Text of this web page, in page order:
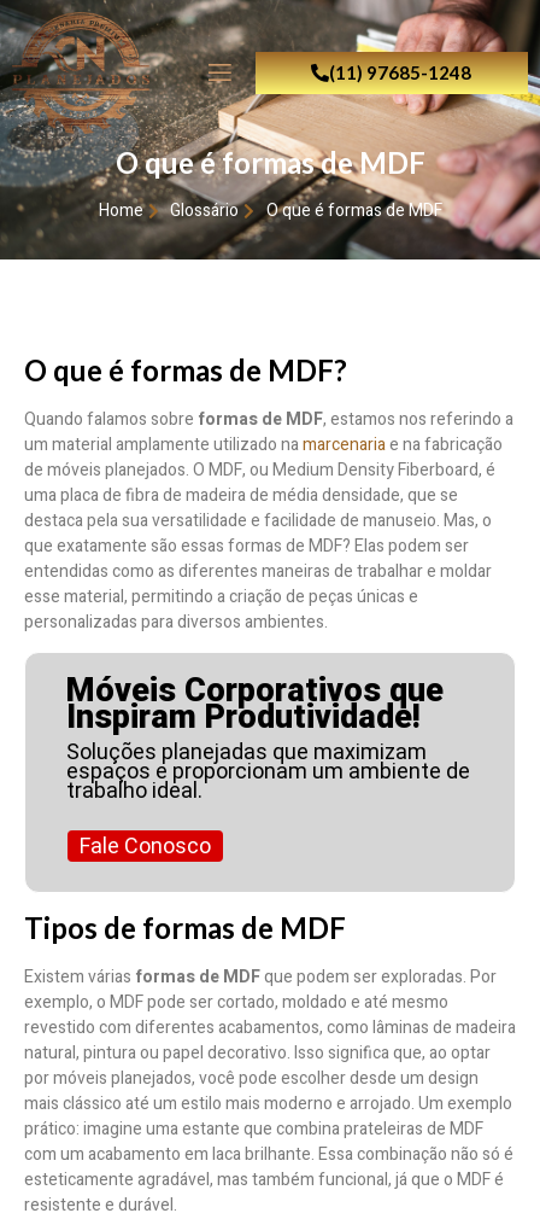
(11) 97685-1248
O que é formas de MDF
Home Glossário O que é formas de MDF
O que é formas de MDF?
Quando falamos sobre formas de MDF, estamos nos referindo a
um material amplamente utilizado namarcenariae na fabricação
de móveis planejados. O MDF, ou Medium Density Fiberboard, é
uma placa de fibra de madeira de média densidade, que se
destaca pela sua versatilidade e facilidade de manuseio. Mas, o
que exatamente são essas formas de MDF? Elas podem ser
entendidas como as diferentes maneiras de trabalhar e moldar
esse material, permitindo a criação de peças únicas e
personalizadas para diversos ambientes.
Móveis Corporativos que
Inspiram Produtividade!
Soluções planejadas que maximizam
espaços e proporcionam um ambiente de
trabalho ideal.
Fale Conosco
Tipos de formas de MDF
Existem várias formas de MDFque podem ser exploradas. Por
exemplo, o MDF pode ser cortado, moldado e até mesmo
revestido com diferentes acabamentos, como lâminas de madeira
natural, pintura ou papel decorativo. Isso significa que, ao optar
por móveis planejados, você pode escolher desde um design
mais clássico até um estilo mais moderno e arrojado. Um exemplo
prático: imagine uma estante que combina prateleiras de MDF
com um acabamento em laca brilhante. Essa combinação não só é
esteticamente agradável, mas também funcional, já que o MDF é
resistente e durável.